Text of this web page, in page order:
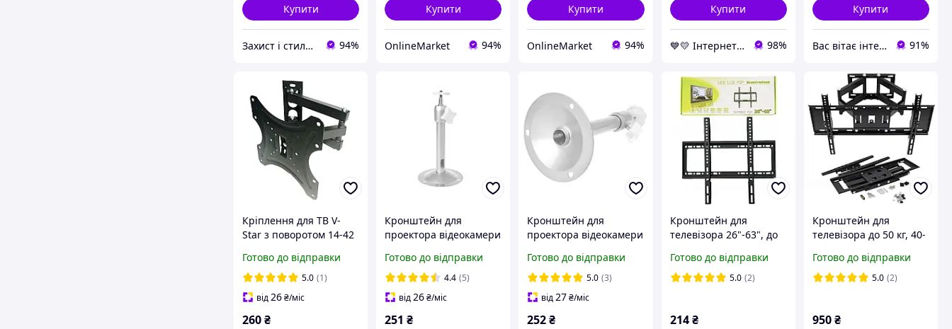
Купити
Захист і стиль — в одному магазині 94%
Купити
OnlineMarket 94%
Купити
OnlineMarket 94%
Купити
💙💛 Інтернет-магазин Non-Stop 🎁% 🚚 ⤵ 98%
Купити
Вас вітає інтернет магазин SvetOn! 91%
Кріплення для ТВ V-
Star з поворотом 14-42
Готово до відправки
5.0 (1)
від26₴/міс
260₴
Кронштейн для
проектора відеокамери
стіну Хіт продажу!
Готово до відправки
4.4 (5)
від26₴/міс
251 ₴
Кронштейн для
проектора відеокамери
стіну
Готово до відправки
5.0 (3)
від27₴/міс
252₴
Кронштейн для
телевізора 26"-63", до
Кріплення для
телевізора /
Готово до відправки
5.0 (2)
214 ₴
Кронштейн для
телевізора до 50 кг, 40-
на 180 ° / Настінне
кріплення для
Готово до відправки
5.0 (2)
950₴